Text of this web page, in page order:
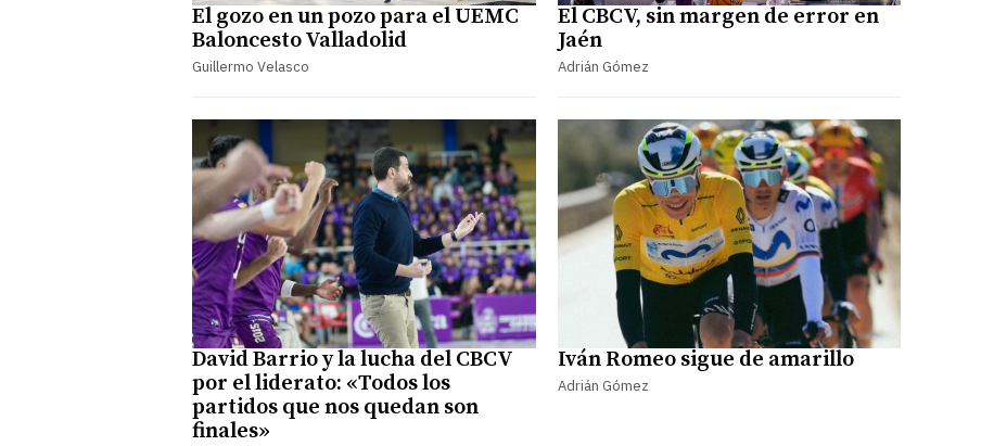
El gozo en un pozo para el UEMC
Baloncesto Valladolid
Guillermo Velasco
El CBCV, sin margen de error en
Jaén
Adrián Gómez
David Barrio y la lucha del CBCV
por el liderato: «Todos los
partidos que nos quedan son
finales»
Iván Romeo sigue de amarillo
Adrián Gómez